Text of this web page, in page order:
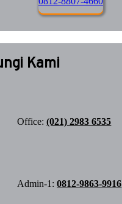
Kami
Office:(021) 2983 6535
Admin-1:0812-9863-9916